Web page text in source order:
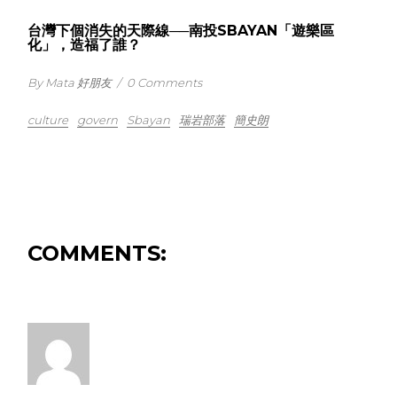
台灣下個消失的天際線──南投SBAYAN「遊樂區
化」，造福了誰？
By Mata 好朋友 / 0 Comments
culture govern Sbayan 瑞岩部落 簡史朗
COMMENTS: